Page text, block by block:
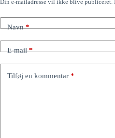
Din e-mailadresse vil ikke blive publiceret.
Navn*
E-mail*
Tilføj en kommentar *